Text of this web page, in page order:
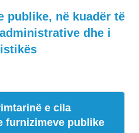
publike, në kuadër të
dhe i
e cila
furnizimeve publike